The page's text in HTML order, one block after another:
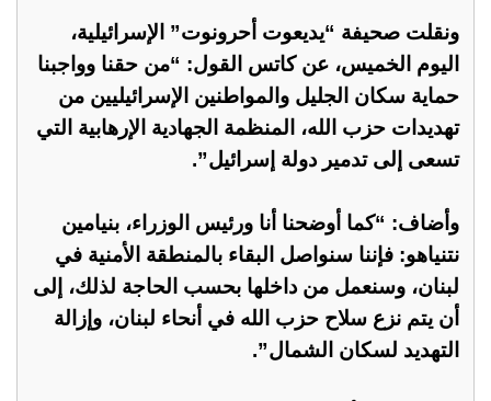
ونقلت صحيفة “يديعوت أحرونوت” الإسرائيلية،
اليوم الخميس، عن كاتس القول: “من حقنا وواجبنا
حماية سكان الجليل والمواطنين الإسرائيليين من
تهديدات حزب الله، المنظمة الجهادية الإرهابية التي
تسعى إلى تدمير دولة إسرائيل”.
وأضاف: “كما أوضحنا أنا ورئيس الوزراء، بنيامين
نتنياهو: فإننا سنواصل البقاء بالمنطقة الأمنية في
لبنان، وسنعمل من داخلها بحسب الحاجة لذلك، إلى
أن يتم نزع سلاح حزب الله في أنحاء لبنان، وإزالة
التهديد لسكان الشمال”.